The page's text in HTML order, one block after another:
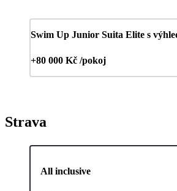
Swim Up Junior Suita Elite s
+80 000 Kč /pokoj
Strava
All inclusive